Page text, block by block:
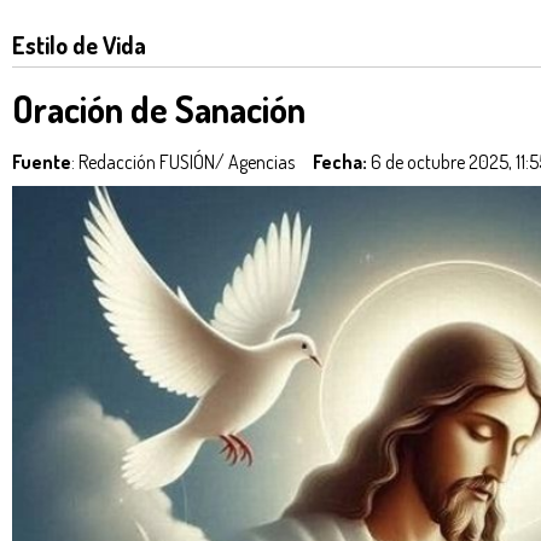
Estilo de Vida
Oración de Sanación
Fuente: Redacción FUSIÓN/ Agencias Fecha: 6 de octubre 2025,